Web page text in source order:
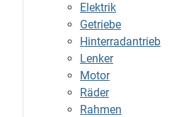
Elektrik
Getriebe
Hinterradantrieb
Lenker
Motor
Räder
Rahmen